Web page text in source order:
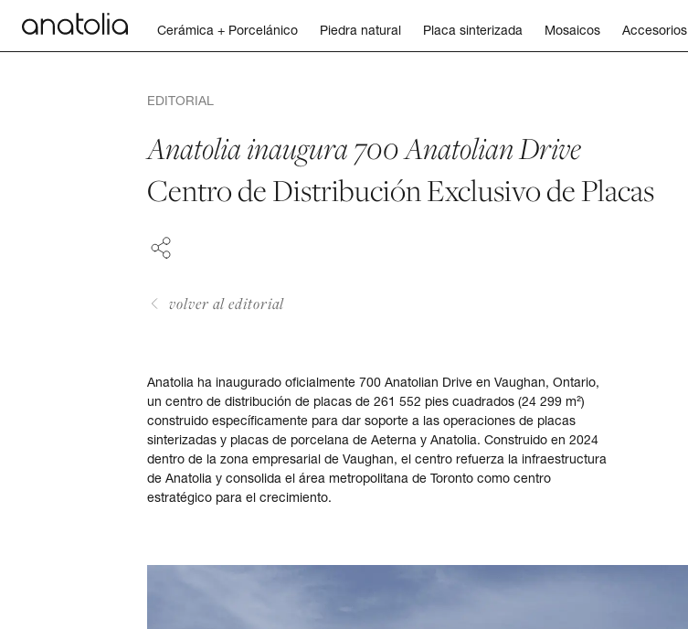
Cerámica + Porcelánico Piedra natural Placa sinterizada Mosaicos Accesorios
EDITORIAL
Anatolia inaugura 700 Anatolian Drive
Centro de Distribución Exclusivo de Placas
PINTEREST
volver al editorial
Anatolia ha inaugurado oficialmente 700 Anatolian Drive en Vaughan, Ontario,
un centro de distribución de placas de 261 552 pies cuadrados (24 299 m²)
construido específicamente para dar soporte a las operaciones de placas
sinterizadas y placas de porcelana de Aeterna y Anatolia. Construido en 2024
dentro de la zona empresarial de Vaughan, el centro refuerza la infraestructura
de Anatolia y consolida el área metropolitana de Toronto como centro
estratégico para el crecimiento.